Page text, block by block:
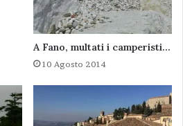
2023
le prime due di Tournus
Morvan, scattate nei
2023).
A Fano, multati i camperisti…
10 Agosto 2014